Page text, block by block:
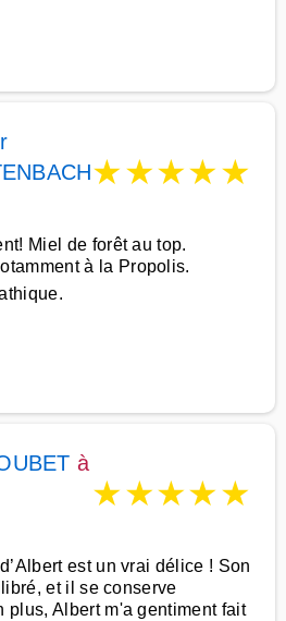
★★★★★
Miel de forêt au top.
à la Propolis.
à
★★★★★
est un vrai délice ! Son
et il se conserve
plus, Albert m'a gentiment fait